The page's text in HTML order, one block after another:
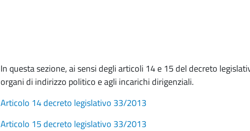
In questa sezione, ai sensi degli articoli 14 e 15 del decreto
organi di indirizzo politico e agli incarichi dirigenziali.
Articolo 14 decreto legislativo 33/2013
Articolo 15 decreto legislativo 33/2013